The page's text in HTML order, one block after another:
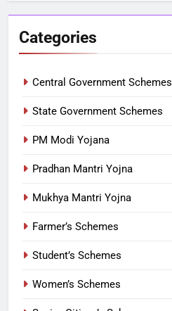
Categories
Central Government Schemes
State Government Schemes
PM Modi Yojana
Pradhan Mantri Yojna
Mukhya Mantri Yojna
Farmer’s Schemes
Student’s Schemes
Women’s Schemes